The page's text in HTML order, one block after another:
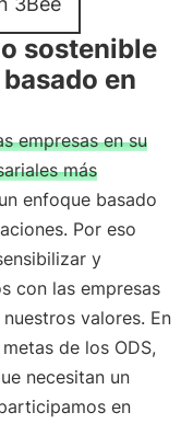
sostenible
en
empresas en su
más
enfoque basado
Por eso
y
con las empresas
valores. En
de los ODS,
necesitan un
en